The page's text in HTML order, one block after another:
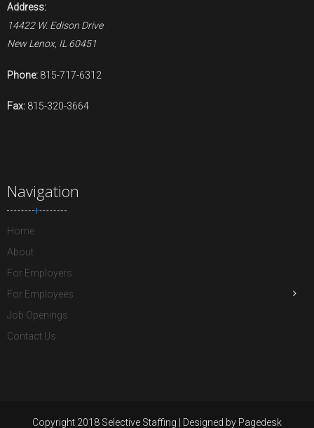
Address:
14422 W. Edison Drive
New Lenox, IL 60451
Phone: 815-717-6312
Fax: 815-320-3664
Navigation
Home
About
For Employers
For Employees
Job Openings
Contact Us
Copyright 2018 Selective Staffing | Designed by Pagedesk